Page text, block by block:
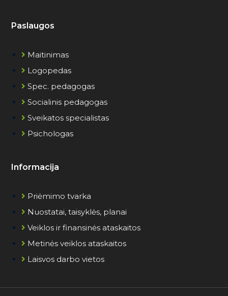
Paslaugos
Maitinimas
Logopedas
Spec. pedagogas
Socialinis pedagogas
Sveikatos specialistas
Psichologas
Informacija
Priėmimo tvarka
Nuostatai, taisyklės, planai
Veiklos ir finansinės ataskaitos
Metinės veiklos ataskaitos
Laisvos darbo vietos